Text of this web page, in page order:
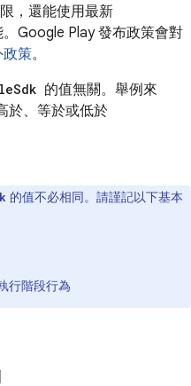
，還能使用最新
Google Play 發布政策會對
政策。
的值無關。舉例來
於、等於或低於
的值不必相同。請謹記以下基本
行階段行為